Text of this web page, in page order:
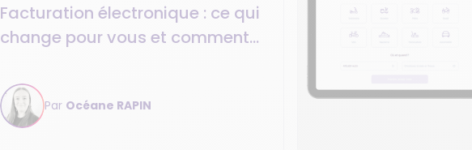
Facturation électronique : ce qui
change pour vous et comment
Par Océane RAPIN